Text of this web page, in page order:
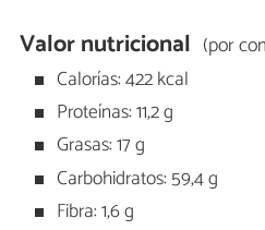
Valor nutricional (por
Calorías: 422 kcal
Proteínas: 11,2 g
Grasas: 17 g
Carbohidratos: 59,4 g
Fibra: 1,6 g